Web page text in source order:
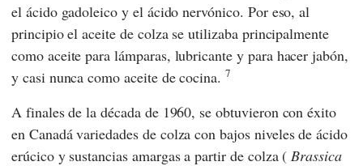
el ácido gadoleico y el ácido nervónico. Por eso, al
principio el aceite de colza se utilizaba principalmente
como aceite para lámparas, lubricante y para hacer jabón,
y casi nunca como aceite de cocina.7
A finales de la década de 1960, se obtuvieron con éxito
en Canadá variedades de colza con bajos niveles de ácido
erúcico y sustancias amargas a partir de colza (Brassica